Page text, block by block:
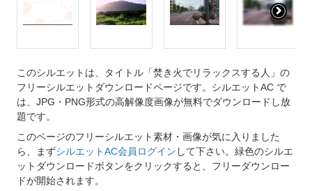
このシルエットは、タイトル「焚き火でリラックスする人」の
フリーシルエットダウンロードページです。シルエットAC で
は、JPG・PNG形式の高解像度画像が無料でダウンロードし放
題です。
このページのフリーシルエット素材・画像が気に入りました
ら、まずシルエットAC会員ログイン して下さい。緑色のシルエ
ットダウンロードボタンをクリックすると、フリーダウンロー
ドが開始されます。